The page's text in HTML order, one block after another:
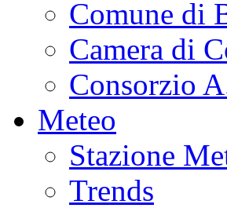
Comune di
Camera di
Consorzio
Meteo
Stazione
Trends